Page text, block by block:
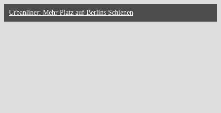
Urbanliner: Mehr Platz auf Berlins Schienen